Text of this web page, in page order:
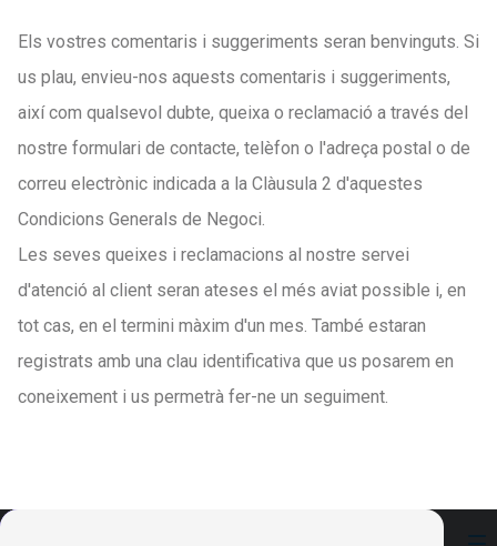
Els vostres comentaris i suggeriments seran benvinguts. Si
us plau, envieu-nos aquests comentaris i suggeriments,
així com qualsevol dubte, queixa o reclamació a través del
nostre formulari de contacte, telèfon o l'adreça postal o de
correu electrònic indicada a la Clàusula 2 d'aquestes
Condicions Generals de Negoci.
Les seves queixes i reclamacions al nostre servei
d'atenció al client seran ateses el més aviat possible i, en
tot cas, en el termini màxim d'un mes. També estaran
registrats amb una clau identificativa que us posarem en
coneixement i us permetrà fer-ne un seguiment.